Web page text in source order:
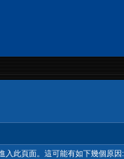
入此頁面。這可能有如下幾個原因: